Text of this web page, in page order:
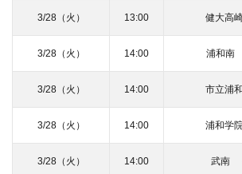
3/28（火） 13:00 健大高
3/28（火） 14:00 浦和
3/28（火） 14:00 市立浦
3/28（火） 14:00 浦和学
3/28（火） 14:00 武南